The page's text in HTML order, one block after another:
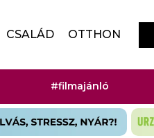
CSALÁD OTTHON
#filmajánló